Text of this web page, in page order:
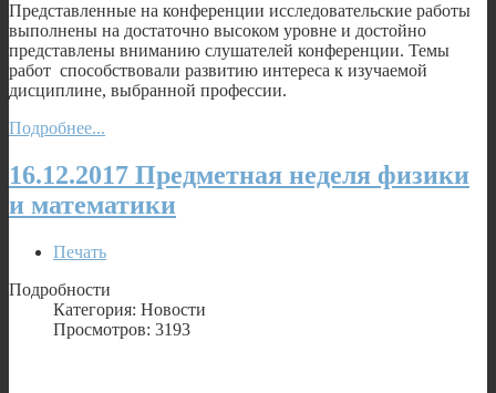
Представленные на конференции исследовательские работы
выполнены на достаточно высоком уровне и достойно
представлены вниманию слушателей конференции. Темы
работ способствовали развитию интереса к изучаемой
дисциплине, выбранной профессии.
Подробнее...
16.12.2017 Предметная неделя физики
и математики
Печать
Подробности
Категория: Новости
Просмотров: 3193